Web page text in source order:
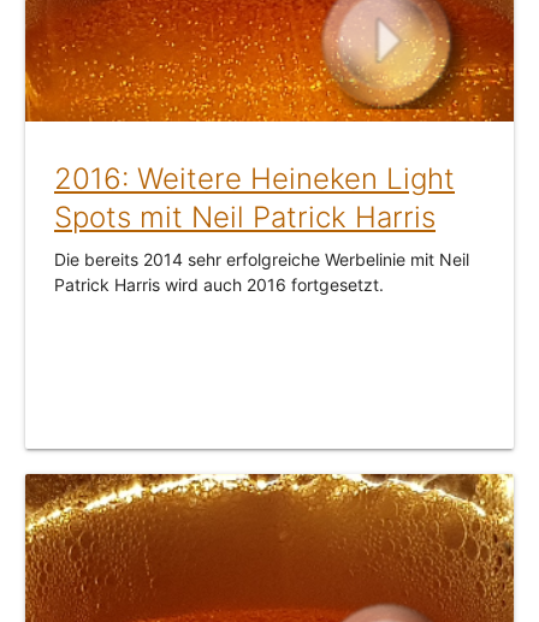
2016: Weitere Heineken Light
Spots mit Neil Patrick Harris
Die bereits 2014 sehr erfolgreiche Werbelinie mit Neil
Patrick Harris wird auch 2016 fortgesetzt.